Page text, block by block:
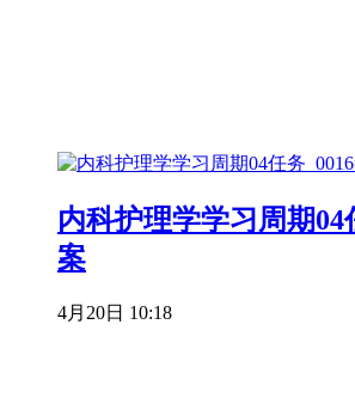
内科护理学学习周期04
案
4月20日 10:18